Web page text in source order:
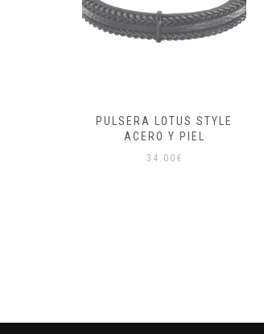
PULSERA LOTUS STYLE
ACERO Y PIEL
34.00 €